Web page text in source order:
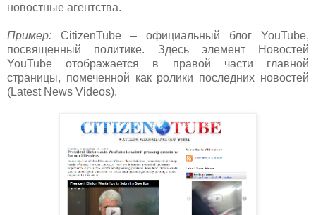
новостные агентства.
Пример: CitizenTube – официальный блог YouTube,
посвященный политике. Здесь элемент Новостей
YouTube отображается в правой части главной
страницы, помеченной как ролики последних новостей
(Latest News Videos).